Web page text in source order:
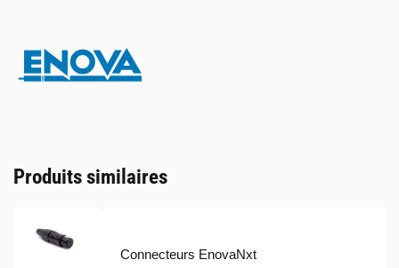
Produits similaires
Connecteurs EnovaNxt